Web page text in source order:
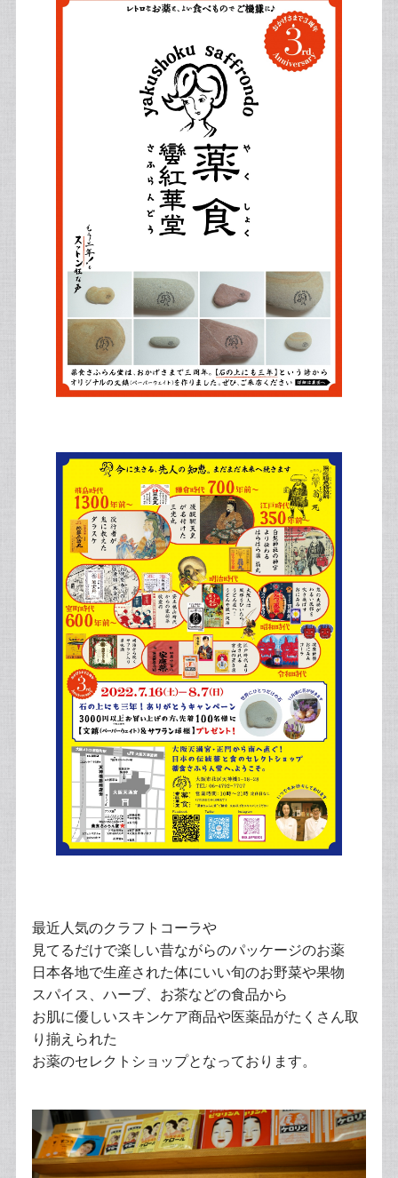
最近人気のクラフトコーラや
見てるだけで楽しい昔ながらのパッケージのお薬
日本各地で生産された体にいい旬のお野菜や果物
スパイス、ハーブ、お茶などの食品から
お肌に優しいスキンケア商品や医薬品がたくさん取
り揃えられた
お薬のセレクトショップとなっております。